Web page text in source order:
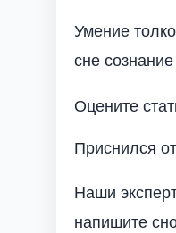
Умение
сне
Оцените
Приснился
Наши
напишите